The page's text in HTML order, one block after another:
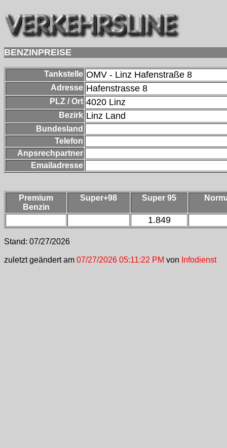
BENZINPREISE
Tankstelle OMV - Linz Hafenstraße 8
Adresse Hafenstrasse 8
PLZ / Ort 4020 Linz
Bezirk Linz Land
Bundesland
Telefon
Anpsrechpartner
Emailadresse
Premium
Benzin
Super+98 Super 95
1.849
Stand: 07/27/2026
zuletzt geändert am 07/27/2026 05:11:22 PM von Infodienst